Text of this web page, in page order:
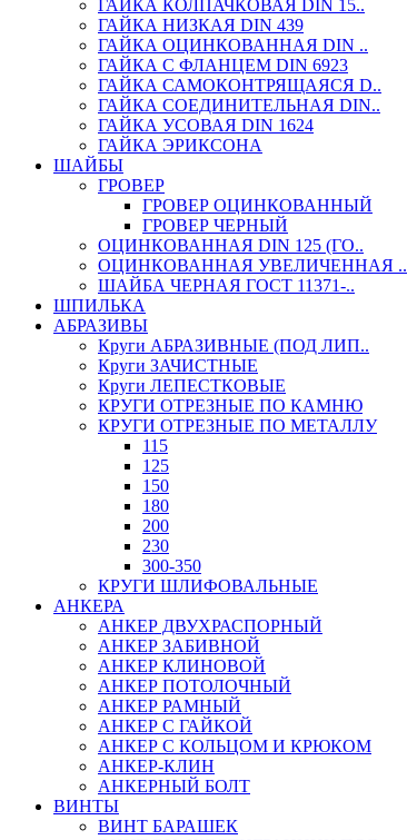
ГАЙКА КОЛПАЧКОВАЯ DIN 15..
ГАЙКА НИЗКАЯ DIN 439
ГАЙКА ОЦИНКОВАННАЯ DIN ..
ГАЙКА С ФЛАНЦЕМ DIN 6923
ГАЙКА САМОКОНТРЯЩАЯСЯ D..
ГАЙКА СОЕДИНИТЕЛЬНАЯ DIN..
ГАЙКА УСОВАЯ DIN 1624
ГАЙКА ЭРИКСОНА
ШАЙБЫ
ГРОВЕР
ГРОВЕР ОЦИНКОВАННЫЙ
ГРОВЕР ЧЕРНЫЙ
ОЦИНКОВАННАЯ DIN 125 (ГО..
ОЦИНКОВАННАЯ УВЕЛИЧЕННАЯ ..
ШАЙБА ЧЕРНАЯ ГОСТ 11371-..
ШПИЛЬКА
АБРАЗИВЫ
Круги АБРАЗИВНЫЕ (ПОД ЛИП..
Круги ЗАЧИСТНЫЕ
Круги ЛЕПЕСТКОВЫЕ
КРУГИ ОТРЕЗНЫЕ ПО КАМНЮ
КРУГИ ОТРЕЗНЫЕ ПО МЕТАЛЛУ
115
125
150
180
200
230
300-350
КРУГИ ШЛИФОВАЛЬНЫЕ
АНКЕРА
АНКЕР ДВУХРАСПОРНЫЙ
АНКЕР ЗАБИВНОЙ
АНКЕР КЛИНОВОЙ
АНКЕР ПОТОЛОЧНЫЙ
АНКЕР РАМНЫЙ
АНКЕР С ГАЙКОЙ
АНКЕР С КОЛЬЦОМ И КРЮКОМ
АНКЕР-КЛИН
АНКЕРНЫЙ БОЛТ
ВИНТЫ
ВИНТ БАРАШЕК